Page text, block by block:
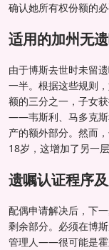
确认她所有权份额的必
适用的加州无
由于博斯去世时未留
一半。根据这些规则
额的三分之一，子女
——韦斯利、马多克
产的额外部分。然而
18岁，这增加了另一层
遗嘱认证程序
配偶申请解决后，下
剩余部分。必须在博
管理人——很可能是